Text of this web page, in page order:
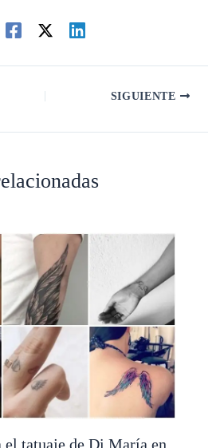
SIGUIENTE
tatuaje de Di María en